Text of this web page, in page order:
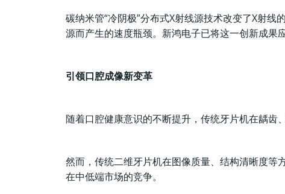
碳纳米管“冷阴极”分布式X射线源技术改变了X射
源而产生的速度瓶颈。新鸿电子已将这一创新成果
引领口腔成像新变革
随着口腔健康意识的不断提升，传统牙片机在龋齿
然而，传统二维牙片机在图像质量、结构清晰度等
在中低端市场的竞争。